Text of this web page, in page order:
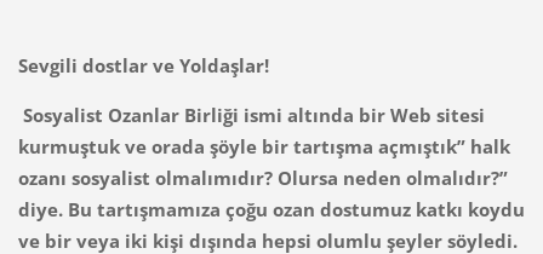
Sevgili dostlar ve Yoldaşlar!
Sosyalist Ozanlar Birliği ismi altında bir Web sitesi
kurmuştuk ve orada şöyle bir tartışma açmıştık” halk
ozanı sosyalist olmalımıdır? Olursa neden olmalıdır?”
diye. Bu tartışmamıza çoğu ozan dostumuz katkı koydu
ve bir veya iki kişi dışında hepsi olumlu şeyler söyledi.